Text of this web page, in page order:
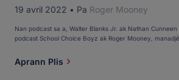
19 avril 2022 • Pa Roger Mooney
Nan podcast sa a, Walter Blanks Jr. ak Nathan
podcast School Choice Boyz ak Roger Mooney,
Bradenton Christian School nan Florid sou yon Bous
nan lekòl prive [...]
Aprann Plis